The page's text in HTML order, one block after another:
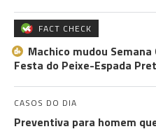
FACT CHECK
Machico mudou
Festa do Peixe-Espada
CASOS DO DIA
Preventiva para homem